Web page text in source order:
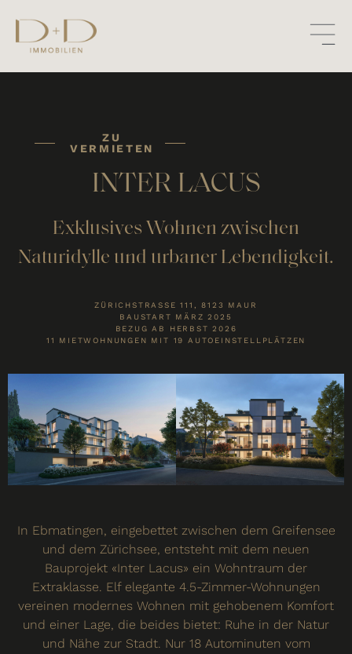
ZU
VERMIETEN
INTER LACUS
Exklusives Wohnen zwischen
Naturidylle und urbaner Lebendigkeit.
ZÜRICHSTRASSE 111, 8123 MAUR
BAUSTART MÄRZ 2025
BEZUG AB HERBST 2026
11 MIETWOHNUNGEN MIT 19 AUTOEINSTELLPLÄTZEN
In Ebmatingen, eingebettet zwischen dem Greifensee
und dem Zürichsee, entsteht mit dem neuen
Bauprojekt «Inter Lacus» ein Wohntraum der
Extraklasse. Elf elegante 4.5-Zimmer-Wohnungen
vereinen modernes Wohnen mit gehobenem Komfort
und einer Lage, die beides bietet: Ruhe in der Natur
und Nähe zur Stadt. Nur 18 Autominuten vom